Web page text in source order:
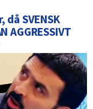
SVENSK
AGGRESSIVT